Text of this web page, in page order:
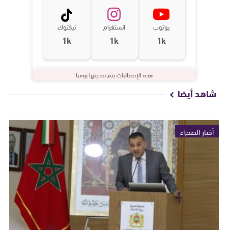
يوتوب
1k
انستغرام
1k
تيكتوك
1k
هذه الإحصائيات يتم تحديثها يوميا
شاهد أيضا
أخبار الصحراء